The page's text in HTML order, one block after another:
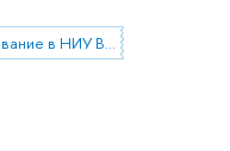
дополнительное образование в НИУ ВШЭ